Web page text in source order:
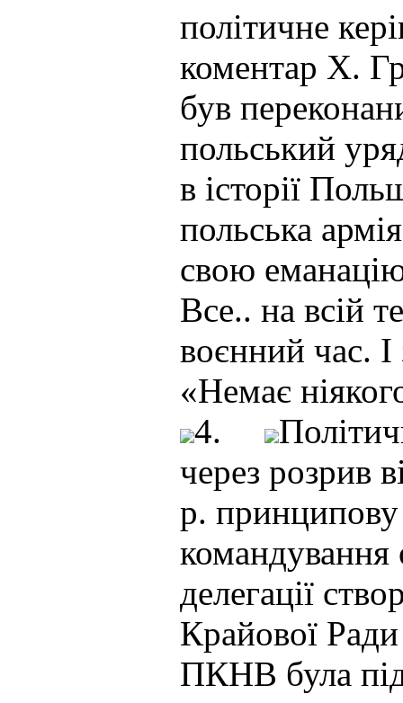
політичне
коментар Х.
був
польський
в історії
польська
свою
Все.. на всій
воєнний час.
«Немає
4.
через розрив
р. принципову
командування
делегації
Крайової
ПКНВ була